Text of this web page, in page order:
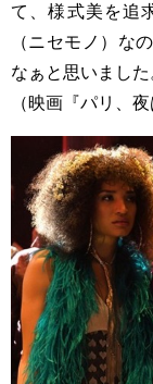
て、様式美を追
（ニセモノ）な
なぁと思いました
（映画『パリ、